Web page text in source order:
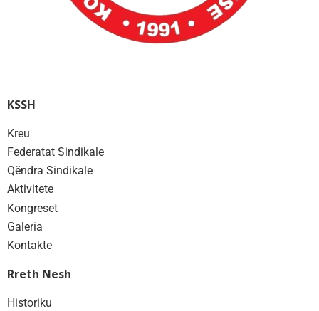
KSSH
Kreu
Federatat Sindikale
Qëndra Sindikale
Aktivitete
Kongreset
Galeria
Kontakte
Rreth Nesh
Historiku